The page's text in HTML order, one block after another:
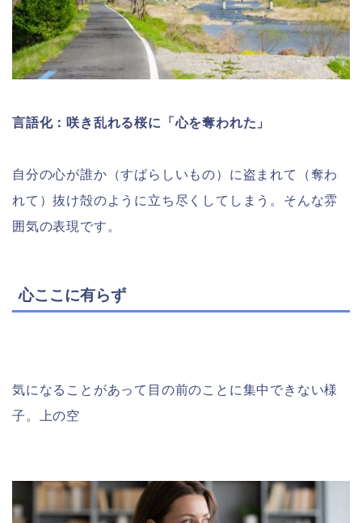
言語化：咲き乱れる桜に「心を奪われた」
自分の心が誰か（すばらしいもの）に盗まれて（奪わ
れて）抜け殻のように立ち尽くしてしまう。そんな雰
囲気の表現です。
心ここに有らず
気になることがあって目の前のことに集中できない様
子。上の空